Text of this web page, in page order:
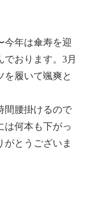
今年は傘寿を迎
でおります。3月
を履いて颯爽と
間腰掛けるので
は何本も下がっ
がとうございま